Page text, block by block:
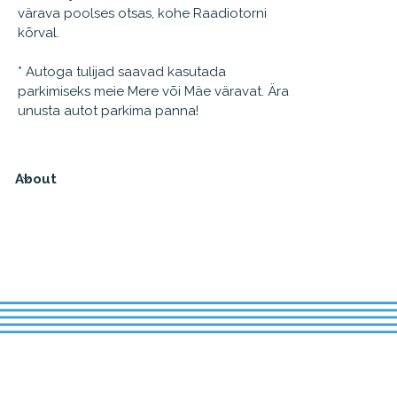
About
värava poolses otsas, kohe Raadiotorni
kõrval.
* Autoga tulijad saavad kasutada
parkimiseks meie Mere või Mäe väravat. Ära
unusta autot parkima panna!